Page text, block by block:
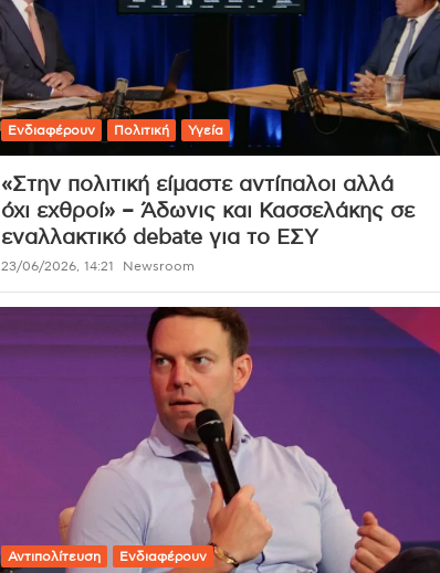
Ενδιαφέρουν Πολιτική Υγεία
«Στην πολιτική είμαστε αντίπαλοι αλλά
όχι εχθροί» – Άδωνις και Κασσελάκης σε
εναλλακτικό debate για το ΕΣΥ
23/06/2026, 14:21 Newsroom
Αντιπολίτευση Ενδιαφέρουν